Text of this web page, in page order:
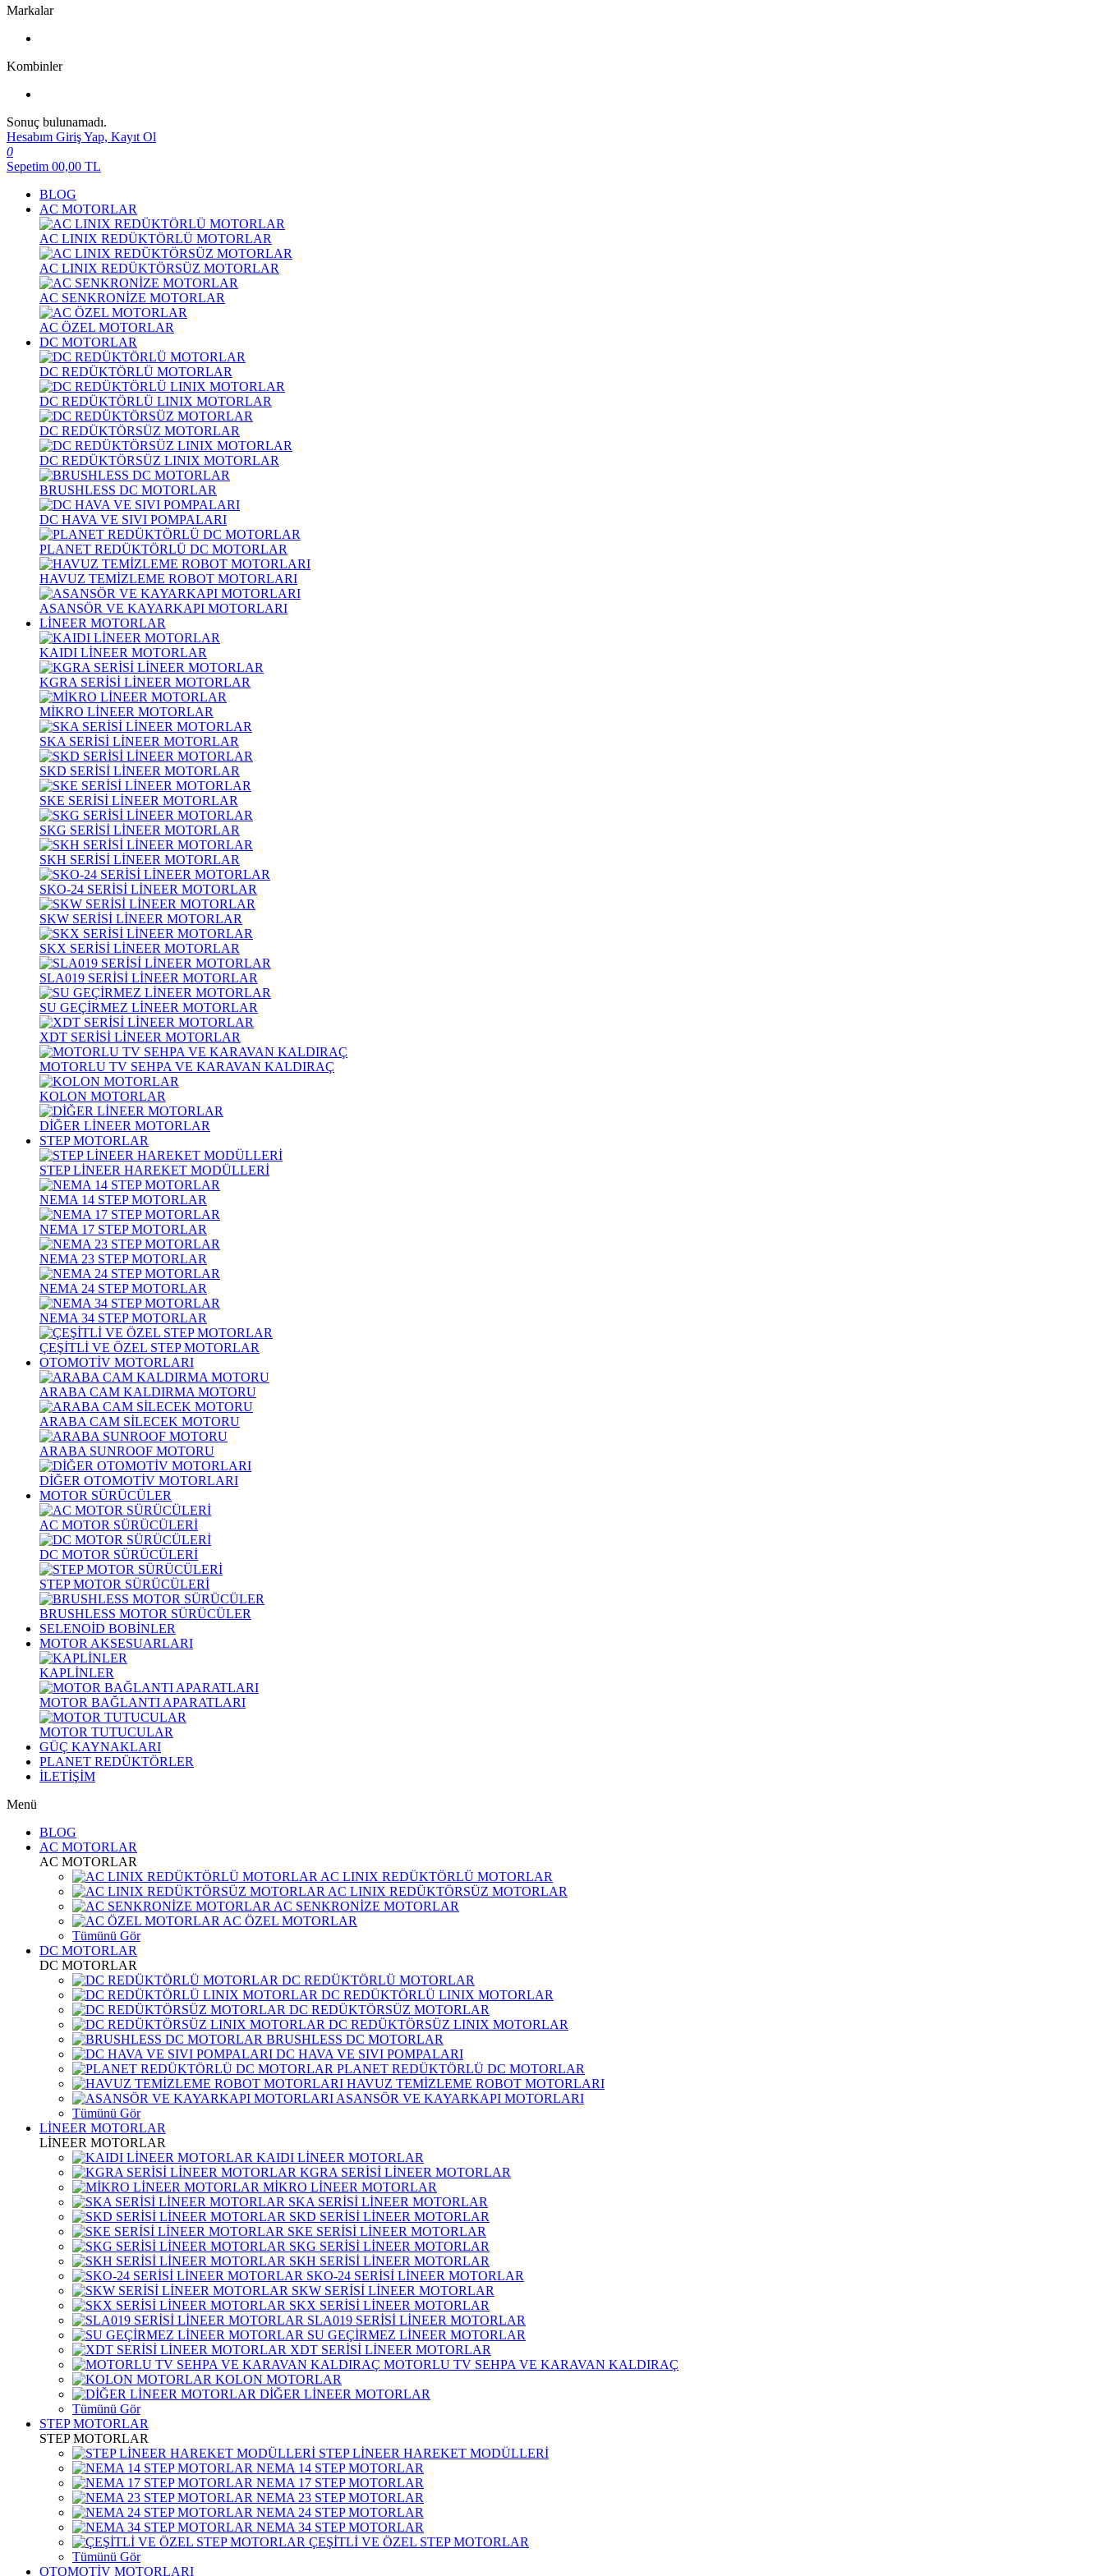
Markalar
Kombinler
Sonuç bulunamadı.
Hesabım Giriş Yap, Kayıt Ol
0
Sepetim 00,00 TL
BLOG
AC MOTORLAR
AC LINIX REDÜKTÖRLÜ MOTORLAR
AC LINIX REDÜKTÖRSÜZ MOTORLAR
AC SENKRONİZE MOTORLAR
AC ÖZEL MOTORLAR
DC MOTORLAR
DC REDÜKTÖRLÜ MOTORLAR
DC REDÜKTÖRLÜ LINIX MOTORLAR
DC REDÜKTÖRSÜZ MOTORLAR
DC REDÜKTÖRSÜZ LINIX MOTORLAR
BRUSHLESS DC MOTORLAR
DC HAVA VE SIVI POMPALARI
PLANET REDÜKTÖRLÜ DC MOTORLAR
HAVUZ TEMİZLEME ROBOT MOTORLARI
ASANSÖR VE KAYARKAPI MOTORLARI
LİNEER MOTORLAR
KAIDI LİNEER MOTORLAR
KGRA SERİSİ LİNEER MOTORLAR
MİKRO LİNEER MOTORLAR
SKA SERİSİ LİNEER MOTORLAR
SKD SERİSİ LİNEER MOTORLAR
SKE SERİSİ LİNEER MOTORLAR
SKG SERİSİ LİNEER MOTORLAR
SKH SERİSİ LİNEER MOTORLAR
SKO-24 SERİSİ LİNEER MOTORLAR
SKW SERİSİ LİNEER MOTORLAR
SKX SERİSİ LİNEER MOTORLAR
SLA019 SERİSİ LİNEER MOTORLAR
SU GEÇİRMEZ LİNEER MOTORLAR
XDT SERİSİ LİNEER MOTORLAR
MOTORLU TV SEHPA VE KARAVAN KALDIRAÇ
KOLON MOTORLAR
DİĞER LİNEER MOTORLAR
STEP MOTORLAR
STEP LİNEER HAREKET MODÜLLERİ
NEMA 14 STEP MOTORLAR
NEMA 17 STEP MOTORLAR
NEMA 23 STEP MOTORLAR
NEMA 24 STEP MOTORLAR
NEMA 34 STEP MOTORLAR
ÇEŞİTLİ VE ÖZEL STEP MOTORLAR
OTOMOTİV MOTORLARI
ARABA CAM KALDIRMA MOTORU
ARABA CAM SİLECEK MOTORU
ARABA SUNROOF MOTORU
DİĞER OTOMOTİV MOTORLARI
MOTOR SÜRÜCÜLER
AC MOTOR SÜRÜCÜLERİ
DC MOTOR SÜRÜCÜLERİ
STEP MOTOR SÜRÜCÜLERİ
BRUSHLESS MOTOR SÜRÜCÜLER
SELENOİD BOBİNLER
MOTOR AKSESUARLARI
KAPLİNLER
MOTOR BAĞLANTI APARATLARI
MOTOR TUTUCULAR
GÜÇ KAYNAKLARI
PLANET REDÜKTÖRLER
İLETİŞİM
Menü
BLOG
AC MOTORLAR
AC MOTORLAR
AC LINIX REDÜKTÖRLÜ MOTORLAR
AC LINIX REDÜKTÖRSÜZ MOTORLAR
AC SENKRONİZE MOTORLAR
AC ÖZEL MOTORLAR
Tümünü Gör
DC MOTORLAR
DC MOTORLAR
DC REDÜKTÖRLÜ MOTORLAR
DC REDÜKTÖRLÜ LINIX MOTORLAR
DC REDÜKTÖRSÜZ MOTORLAR
DC REDÜKTÖRSÜZ LINIX MOTORLAR
BRUSHLESS DC MOTORLAR
DC HAVA VE SIVI POMPALARI
PLANET REDÜKTÖRLÜ DC MOTORLAR
HAVUZ TEMİZLEME ROBOT MOTORLARI
ASANSÖR VE KAYARKAPI MOTORLARI
Tümünü Gör
LİNEER MOTORLAR
LİNEER MOTORLAR
KAIDI LİNEER MOTORLAR
KGRA SERİSİ LİNEER MOTORLAR
MİKRO LİNEER MOTORLAR
SKA SERİSİ LİNEER MOTORLAR
SKD SERİSİ LİNEER MOTORLAR
SKE SERİSİ LİNEER MOTORLAR
SKG SERİSİ LİNEER MOTORLAR
SKH SERİSİ LİNEER MOTORLAR
SKO-24 SERİSİ LİNEER MOTORLAR
SKW SERİSİ LİNEER MOTORLAR
SKX SERİSİ LİNEER MOTORLAR
SLA019 SERİSİ LİNEER MOTORLAR
SU GEÇİRMEZ LİNEER MOTORLAR
XDT SERİSİ LİNEER MOTORLAR
MOTORLU TV SEHPA VE KARAVAN KALDIRAÇ
KOLON MOTORLAR
DİĞER LİNEER MOTORLAR
Tümünü Gör
STEP MOTORLAR
STEP MOTORLAR
STEP LİNEER HAREKET MODÜLLERİ
NEMA 14 STEP MOTORLAR
NEMA 17 STEP MOTORLAR
NEMA 23 STEP MOTORLAR
NEMA 24 STEP MOTORLAR
NEMA 34 STEP MOTORLAR
ÇEŞİTLİ VE ÖZEL STEP MOTORLAR
Tümünü Gör
OTOMOTİV MOTORLARI